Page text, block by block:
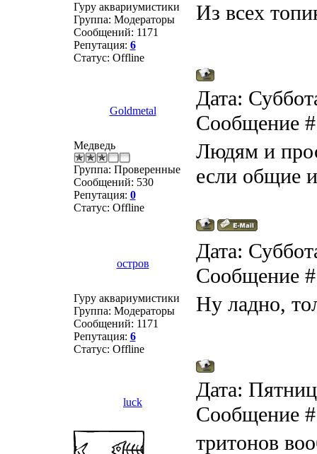
Гуру аквариумистики
Группа: Модераторы
Сообщений: 1171
Репутация: 6
Статус: Offline
Из всех
Goldmetal
Дата:
Сообщение
Медведь
Группа: Проверенные
Сообщений: 530
Репутация: 0
Статус: Offline
Людям и
если общие
остров
Дата:
Сообщение
Гуру аквариумистики
Группа: Модераторы
Сообщений: 1171
Репутация: 6
Статус: Offline
Ну ладно,
luck
Дата:
Сообщение
тритонов